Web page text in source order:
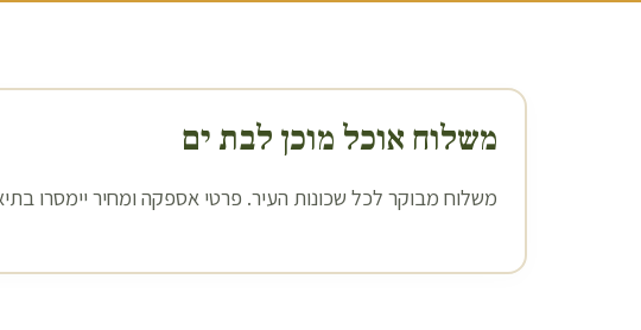
משלוח אוכל מוכן לבת ים
משלוח מבוקר לכל שכונות העיר. פרטי אספקה ומחיר יימסרו